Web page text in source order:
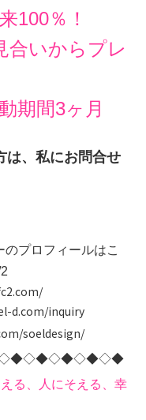
100％！
合いからプレ
期間3ヶ月
は、私にお問合せ
プロフィールはこ
d.com/inquiry
soeldesign/
る、人にそえる、幸